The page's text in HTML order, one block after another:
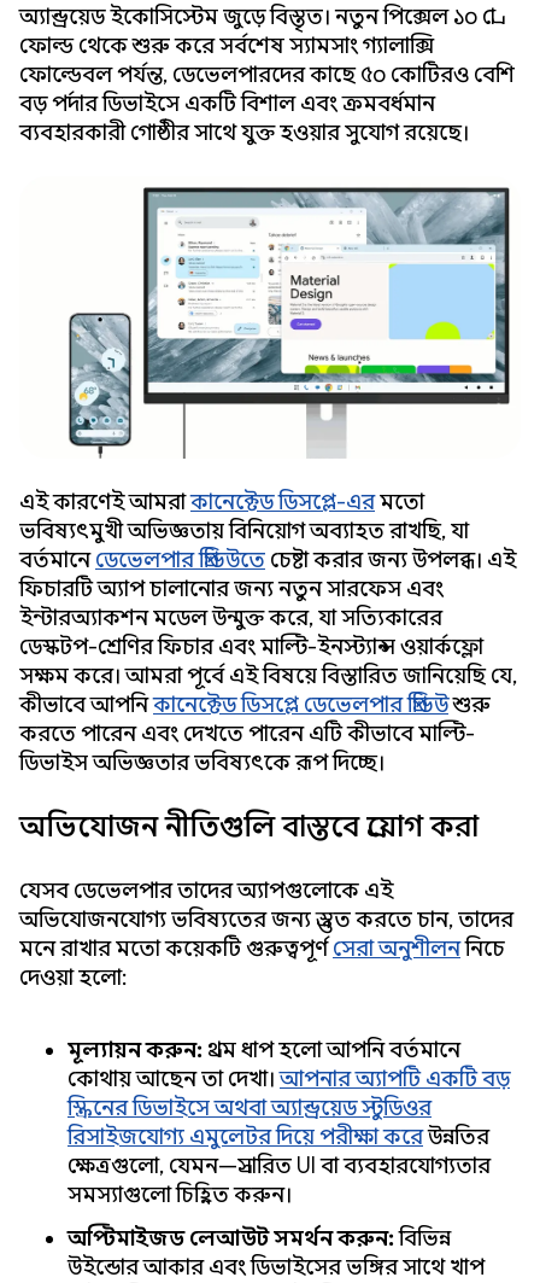
অ্যান্ড্রয়েড ইকোসিস্টেম জুড়ে বিস্তৃত। নতুন পিক্সেল ১০ প্রো
ফোল্ড থেকে শুরু করে সর্বশেষ স্যামসাং গ্যালাক্সি
ফোল্ডেবল পর্যন্ত, ডেভেলপারদের কাছে ৫০ কোটিরও বেশি
বড় পর্দার ডিভাইসে একটি বিশাল এবং ক্রমবর্ধমান
ব্যবহারকারী গোষ্ঠীর সাথে যুক্ত হওয়ার সুযোগ রয়েছে।
এই কারণেই আমরাকানেক্টেড ডিসপ্লে-এরমতো
ভবিষ্যৎমুখী অভিজ্ঞতায় বিনিয়োগ অব্যাহত রাখছি, যা
বর্তমানেডেভেলপার প্রিভিউতে চেষ্টা করার জন্য উপলব্ধ। এই
ফিচারটি অ্যাপ চালানোর জন্য নতুন সারফেস এবং
ইন্টারঅ্যাকশন মডেল উন্মুক্ত করে, যা সত্যিকারের
ডেস্কটপ-শ্রেণির ফিচার এবং মাল্টি-ইনস্ট্যান্স ওয়ার্কফ্লো
সক্ষম করে। আমরা পূর্বে এই বিষয়ে বিস্তারিত জানিয়েছি যে,
কীভাবে আপনিকানেক্টেড ডিসপ্লে ডেভেলপার প্রিভিউশুরু
করতে পারেন এবং দেখতে পারেন এটি কীভাবে মাল্টি-
ডিভাইস অভিজ্ঞতার ভবিষ্যৎকে রূপ দিচ্ছে।
অভিযোজন নীতিগুলি বাস্তবে প্রয়োগ করা
যেসব ডেভেলপার তাদের অ্যাপগুলোকে এই
অভিযোজনযোগ্য ভবিষ্যতের জন্য প্রস্তুত করতে চান, তাদের
মনে রাখার মতো কয়েকটি গুরুত্বপূর্ণসেরা অনুশীলননিচে
দেওয়া হলো:
মূল্যায়ন করুন: প্রথম ধাপ হলো আপনি বর্তমানে
কোথায় আছেন তা দেখা।আপনার অ্যাপটি একটি বড়
স্ক্রিনের ডিভাইসে অথবা অ্যান্ড্রয়েড স্টুডিওর
রিসাইজযোগ্য এমুলেটর দিয়ে পরীক্ষা করেউন্নতির
ক্ষেত্রগুলো, যেমন—প্রসারিত UI বা ব্যবহারযোগ্যতার
সমস্যাগুলো চিহ্নিত করুন।
অপ্টিমাইজড লেআউট সমর্থন করুন:বিভিন্ন
উইন্ডোর আকার এবং ডিভাইসের ভঙ্গির সাথে খাপ